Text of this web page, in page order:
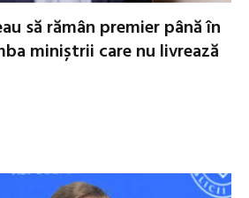
să rămân premier până în
miniștrii care nu livrează